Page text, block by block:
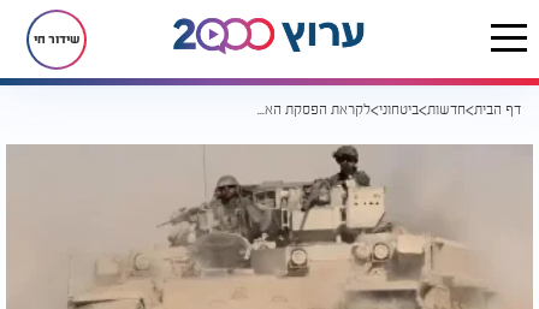
שידור חי
דף הבית חדשות ביטחוני לקראת הפסקת האש: צה"ל הנחית מכה אדירה על חמאס